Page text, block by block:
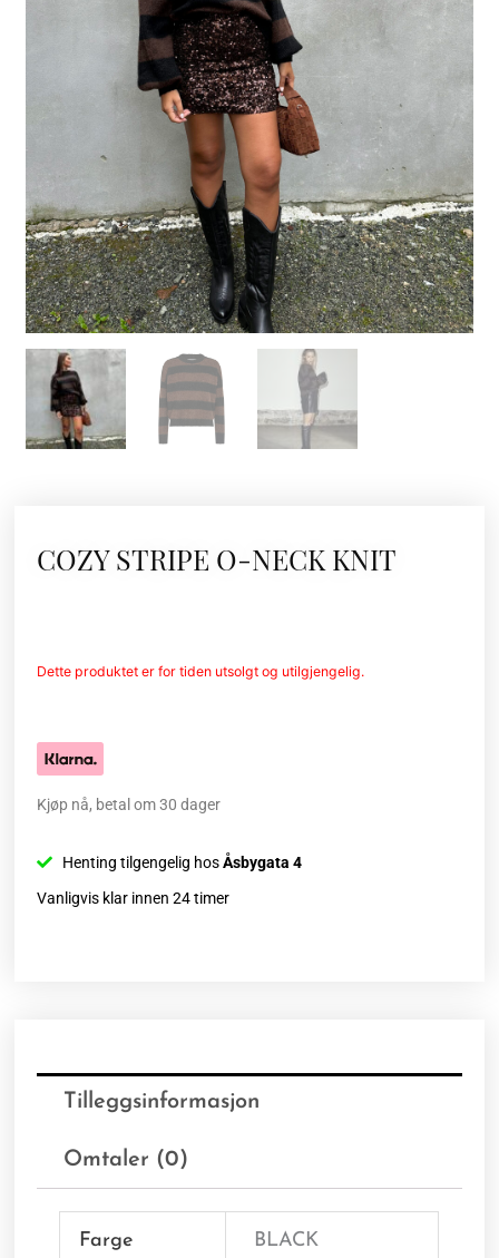
COZY STRIPE O-NECK KNIT
Dette produktet er for tiden utsolgt og utilgjengelig.
Kjøp nå, betal om 30 dager
Henting tilgengelig hosÅsbygata 4
Vanligvis klar innen 24 timer
Tilleggsinformasjon
Omtaler (0)
Farge BLACK